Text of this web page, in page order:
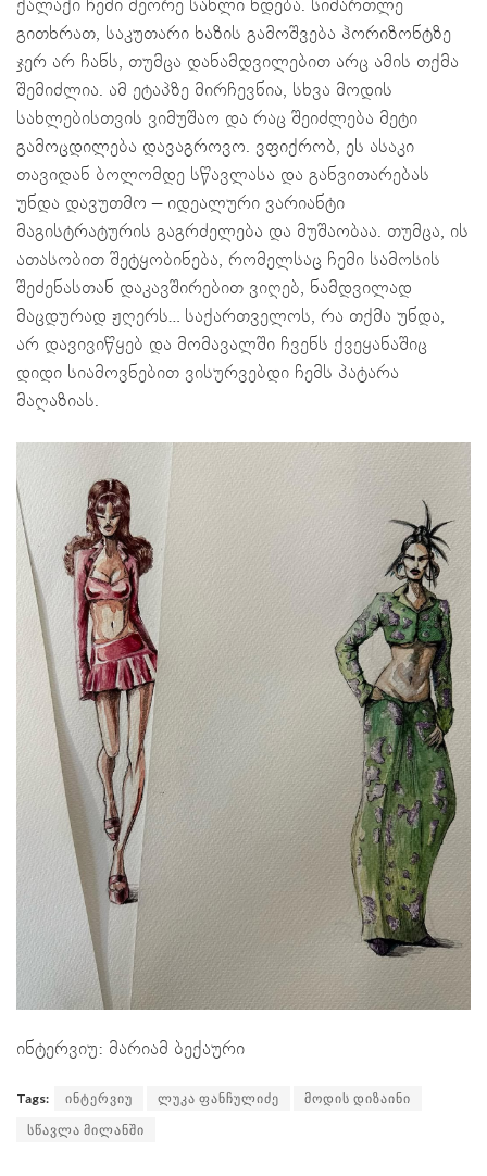
ქალაქი ჩემი მეორე სახლი ხდება. სიმართლე
გითხრათ, საკუთარი ხაზის გამოშვება ჰორიზონტზე
ჯერ არ ჩანს, თუმცა დანამდვილებით არც ამის თქმა
შემიძლია. ამ ეტაპზე მირჩევნია, სხვა მოდის
სახლებისთვის ვიმუშაო და რაც შეიძლება მეტი
გამოცდილება დავაგროვო. ვფიქრობ, ეს ასაკი
თავიდან ბოლომდე სწავლასა და განვითარებას
უნდა დავუთმო – იდეალური ვარიანტი
მაგისტრატურის გაგრძელება და მუშაობაა. თუმცა, ის
ათასობით შეტყობინება, რომელსაც ჩემი სამოსის
შეძენასთან დაკავშირებით ვიღებ, ნამდვილად
მაცდურად ჟღერს… საქართველოს, რა თქმა უნდა,
არ დავივიწყებ და მომავალში ჩვენს ქვეყანაშიც
დიდი სიამოვნებით ვისურვებდი ჩემს პატარა
მაღაზიას.
ინტერვიუ: მარიამ ბექაური
Tags: ინტერვიუ ლუკა ფანჩულიძე
მოდის დიზაინი
სწავლა მილანში